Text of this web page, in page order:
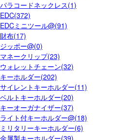
パラコードネックレス(1)
EDC(372)
EDCミニツール@(91)
財布(17)
ジッポー@(0)
マネークリップ(23)
ウォレットチェーン(32)
キーホルダー(202)
サイレントキーホルダー(11)
ベルトキーホルダー(20)
キーオーガナイザー(37)
ライト付キーホルダー@(18)
ミリタリーキーホルダー(6)